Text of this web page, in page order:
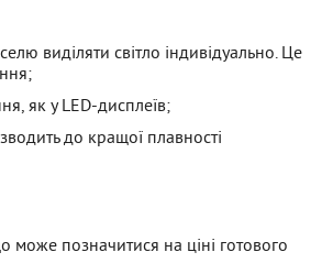
виділяти світло індивідуально. Це
як у LED-дисплеїв;
до кращої плавності
може позначитися на ціні готового